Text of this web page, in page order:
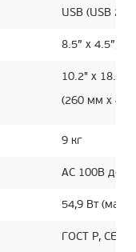
USB (USB 2.0)
8.5” x 4.5”,
10.2" x 18.7"
(260 мм x
9 кг
AC 100В до
54,9 Вт (макс.)
ГОСТ Р,